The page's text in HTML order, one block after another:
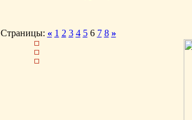
Страницы: « 1 2 3 4 56 7 8 »